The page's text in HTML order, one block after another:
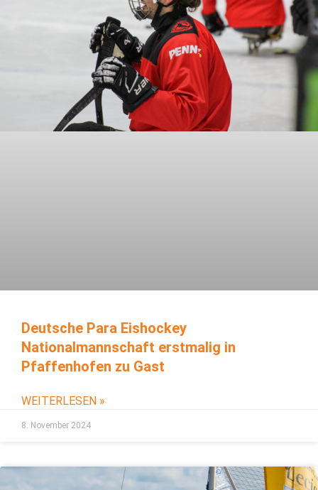
Deutsche Para Eishockey
Nationalmannschaft erstmalig in
Pfaffenhofen zu Gast
WEITERLESEN »
8. November 2024